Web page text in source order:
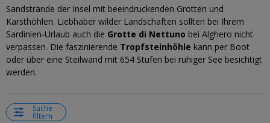
Sandstrände der Insel mit beeindruckenden Grotten und
Karsthöhlen. Liebhaber wilder Landschaften sollten bei Ihrem
Sardinien-Urlaub auch die Grotte di Nettuno bei Alghero nicht
verpassen. Die faszinierende Tropfsteinhöhle kann per Boot
oder über eine Steilwand mit 654 Stufen bei ruhiger See besichtigt
werden.
Suche
filtern